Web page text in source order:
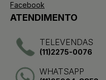
Facebook
ATENDIMENTO
TELEVENDAS
(11)2275-0076
WHATSAPP